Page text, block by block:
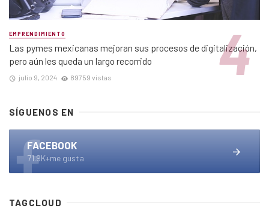
EMPRENDIMIENTO
Las pymes mexicanas mejoran sus procesos de digitalización,
pero aún les queda un largo recorrido
julio 9, 2024 89759 vistas
SÍGUENOS EN
FACEBOOK
71.9K+me gusta
TAGCLOUD